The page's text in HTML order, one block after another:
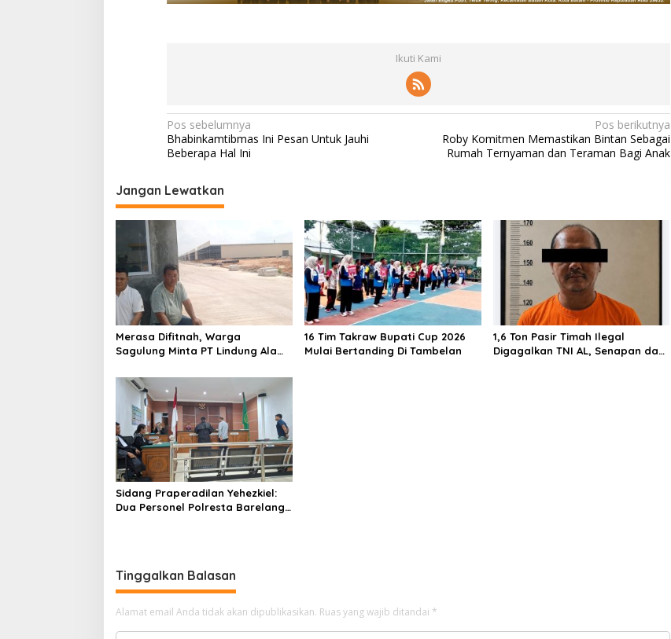
Ikuti Kami
N
a
i
g
a
s
i
p
o
s
Pos sebelumnya
Bhabinkamtibmas Ini Pesan Untuk Jauhi
Beberapa Hal Ini
Pos berikutnya
Roby Komitmen Memastikan Bintan Sebagai
Rumah Ternyaman dan Teraman Bagi Anak
Jangan Lewatkan
Merasa Difitnah, Warga
Sagulung Minta PT Lindung Alam
Merendahkan Masyarakat
16 Tim Takraw Bupati Cup 2026
Mulai Bertanding Di Tambelan
1,6 Ton Pasir Timah Ilegal
Digagalkan TNI AL, Senapan dan
Sidang Praperadilan Yehezkiel:
Dua Personel Polresta Barelang
Tinggalkan Balasan
Alamat email Anda tidak akan dipublikasikan. Ruas yang wajib ditandai *